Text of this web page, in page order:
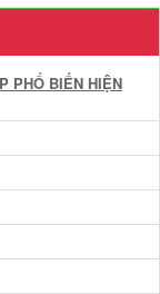
PHỔ BIẾN HIỆN